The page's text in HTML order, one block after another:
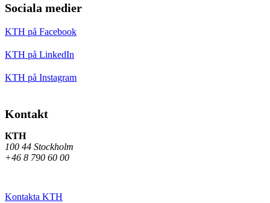
Sociala medier
KTH på Facebook
KTH på LinkedIn
KTH på Instagram
Kontakt
KTH
100 44 Stockholm
+46 8 790 60 00
Kontakta KTH